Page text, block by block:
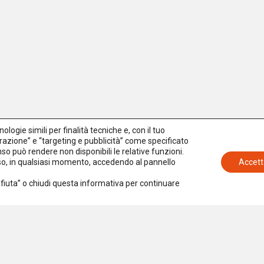
simili per finalità tecniche e, con il tuo
e “targeting e pubblicità” come specificato
può rendere non disponibili le relative funzioni.
in qualsiasi momento, accedendo al pannello
o chiudi questa informativa per continuare